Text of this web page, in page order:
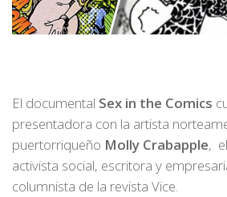
El documental Sex in the Comics
presentadora con la artista
puertorriqueño Molly Crabapple,
activista social, escritora y
columnista de la revista Vice.